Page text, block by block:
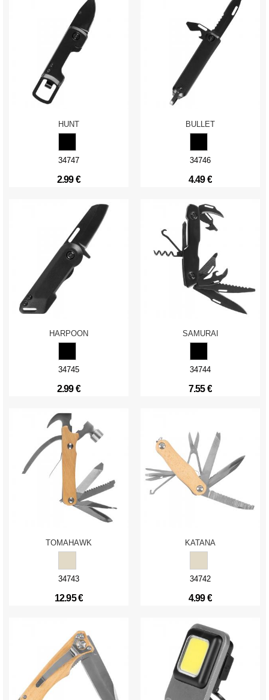
HUNT
34747
2.99 €
BULLET
34746
4.49 €
HARPOON
34745
2.99 €
SAMURAI
34744
7.55 €
TOMAHAWK
34743
12.95 €
KATANA
34742
4.99 €